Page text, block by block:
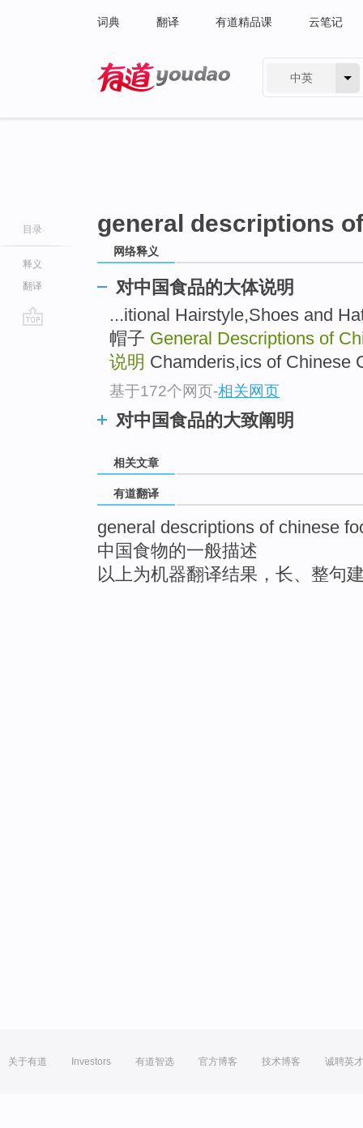
词典 翻译 有道精品课 云笔记
中英
目录
释义
翻译
general descriptions
网络释义
对中国食品的大体说明
...itional Hairstyle,Shoes and
帽子 General Descriptions of
说明 Chamderis,ics of Chinese
基于172个网页-相关网页
对中国食品的大致阐明
相关文章
有道翻译
general descriptions of chinese
中国食物的一般描述
以上为机器翻译结果，长、整句
关于有道 Investors 有道智选 官方博客 技术博客 诚聘英才